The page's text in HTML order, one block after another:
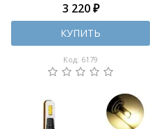
3 220 ₽
КУПИТЬ
Код: 6179